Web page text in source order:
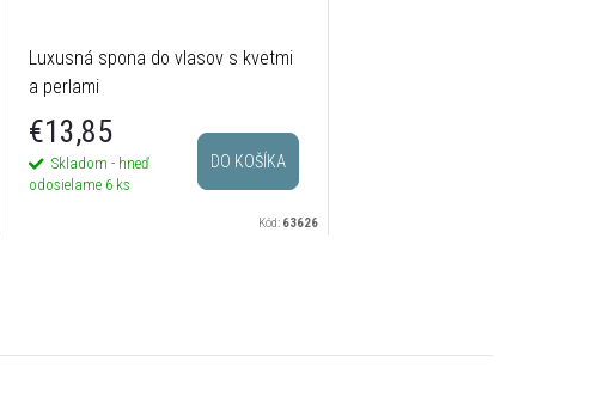
Luxusná spona do vlasov s kvetmi
a perlami
€13,85
Skladom - hneď
odosielame 6 ks
DO KOŠÍKA
Kód: 63626